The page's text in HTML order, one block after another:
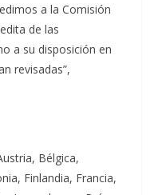
a la Comisión
de las
a su disposición en
revisadas”,
Bélgica,
Finlandia, Francia,